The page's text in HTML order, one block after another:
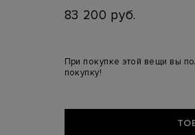
83 200 руб.
При покупке этой вещи вы
покупку!